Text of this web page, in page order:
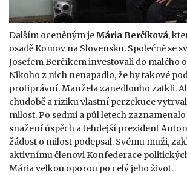
Dalším oceněným jeMária Berčíková,
osadě Komov na Slovensku. Společně se
Josefem Berčíkem investovali do malého
Nikoho z nich nenapadlo, že by takové
protiprávní. Manžela zanedlouho zatkli.
chudobě a riziku vlastní perzekuce
milost. Po sedmi a půl letech
snažení úspěch a tehdejší prezident
žádost o milost podepsal. Svému muži,
aktivnímu členovi Konfederace
Mária velkou oporou po celý jeho život.